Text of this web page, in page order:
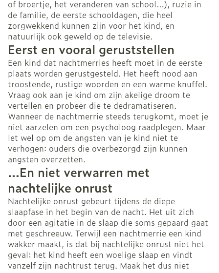
of broertje, het veranderen van school…), ruzie in
de familie, de eerste schooldagen, die heel
zorgwekkend kunnen zijn voor het kind, en
natuurlijk ook geweld op de televisie.
Eerst en vooral geruststellen
Een kind dat nachtmerries heeft moet in de eerste
plaats worden gerustgesteld. Het heeft nood aan
troostende, rustige woorden en een warme knuffel.
Vraag ook aan je kind om zijn akelige droom te
vertellen en probeer die te dedramatiseren.
Wanneer de nachtmerrie steeds terugkomt, moet je
niet aarzelen om een psycholoog raadplegen. Maar
let wel op om de angsten van je kind niet te
verhogen: ouders die overbezorgd zijn kunnen
angsten overzetten.
…En niet verwarren met
nachtelijke onrust
Nachtelijke onrust gebeurt tijdens de diepe
slaapfase in het begin van de nacht. Het uit zich
door een agitatie in de slaap die soms gepaard gaat
met geschreeuw. Terwijl een nachtmerrie een kind
wakker maakt, is dat bij nachtelijke onrust niet het
geval: het kind heeft een woelige slaap en vindt
vanzelf zijn nachtrust terug. Maak het dus niet